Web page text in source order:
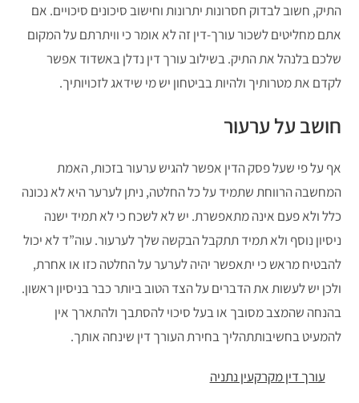
התיק, חשוב לבדוק חסרונות יתרונות וחישוב סיכונים סיכויים. אם
אתם מחליטים לשכור עורך-דין זה לא אומר כי וויתרתם על המקום
שלכם בלנהל את התיק. בשילוב עורך דין נדלן באשדוד אפשר
לקדם את מטרותיך ולהיות בביטחון יש מי שידאג לזכויותיך.
חושב על ערעור
אף על פי שעל פסק הדין אפשר להגיש ערעור בזכות, האמת
המחשבה הרווחת שתמיד על כל החלטה, ניתן לערער היא לא נכונה
כלל ולא פעם אינה מתאפשרת. יש לא לשכח כי לא תמיד ישנה
ניסיון נוסף ולא תמיד תתקבל הבקשה שלך לערעור. עוה”ד לא יכול
להבטיח מראש כי יתאפשר יהיה לערער על החלטה כזו או אחרת,
ולכן יש לעשות את הדברים על הצד הטוב ביותר כבר בניסיון ראשון.
בהנחה שהמצב מסובך או בעל סיכוי להסתבך ולהתארך אין
להמעיט בחשיבותתהליך בחירת העורך דין שינחה אותך.
עורך דין מקרקעין נתניה